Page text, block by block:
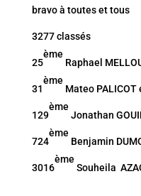
bravo à toutes et tous
3277 classés
25
ème
Raphael
31
ème
Mateo PALICOT
129
ème
Jonathan
724
ème
Benjamin
3016
ème
Souheila